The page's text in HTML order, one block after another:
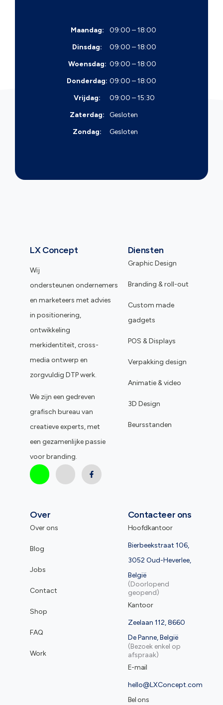
Maandag:
09:00 – 18:00
Dinsdag:
09:00 – 18:00
Woensdag: 09:00 – 18:00
Donderdag: 09:00 – 18:00
Vrijdag:
09:00 – 15:30
Zaterdag:
Gesloten
Zondag:
Gesloten
LX Concept
Wij
ondersteunen ondernemers
en marketeers met advies
in positionering,
ontwikkeling
merkidentiteit, cross-
media ontwerp en
zorgvuldig DTP werk.
We zijn een gedreven
grafisch bureau van
creatieve experts, met
een gezamenlijke passie
voor branding.
Diensten
Graphic Design
Branding & roll-out
Custom made
gadgets
POS & Displays
Verpakking design
Animatie & video
3D Design
Beursstanden
Over
Over ons
Blog
Jobs
Contact
Shop
FAQ
Work
Contacteer ons
Hoofdkantoor
Bierbeekstraat 106,
3052 Oud-Heverlee,
België
(Doorlopend
geopend)
Kantoor
Zeelaan 112, 8660
De Panne, België
(Bezoek enkel op
afspraak)
E-mail
hello@LXConcept.com
Bel ons